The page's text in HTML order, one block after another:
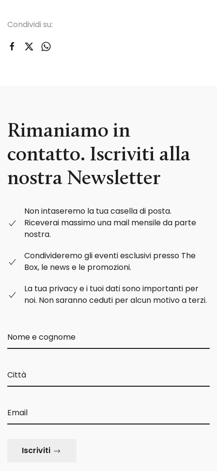
Condividi su:
Rimaniamo in
contatto. Iscriviti alla
nostra Newsletter
Non intaseremo la tua casella di posta.
Riceverai massimo una mail mensile da parte
nostra.
Condivideremo gli eventi esclusivi presso The
Box, le news e le promozioni.
La tua privacy e i tuoi dati sono importanti per
noi. Non saranno ceduti per alcun motivo a terzi.
Iscriviti